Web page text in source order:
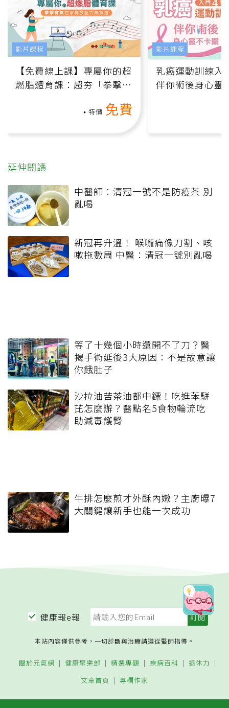
【免費線上課】專屬你的超
燃脂體育課：超夯「拳擊有
特價 免費
影片課程
乳癌運動訓練入
伴你術後身心靈
影片課程
延伸閱讀
中醫師：清冠一號不是防疫茶 別
亂喝
新冠再升溫！ 喉嚨痛像刀割、咳
嗽拖數周 中醫：清冠一號別亂喝
等了十幾個小時還開不了刀？醫
揭手術延後3大原因：不是故意讓
你餓肚子
沙拉油苦茶油都中鏢！吃進苯駢
芘怎麼辦？醫點名5食物輪流吃
助減毒護腎
牛排怎麼煎才外酥內嫩？主廚曝7
大關鍵讓新手也能一次成功
健康報e報
本站內容僅供參考，一切診斷與治療請遵從醫師指導。
關於元氣網 健康聚樂部 精選專題 疾病百科
退休力
文章首頁
專欄作家